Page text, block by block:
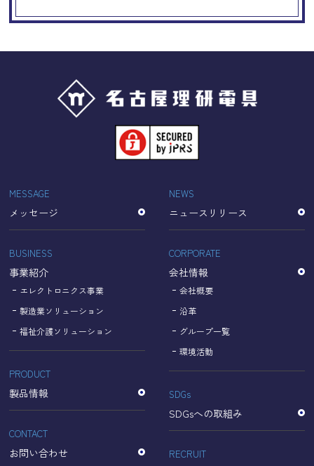
Googleアナリティクスの使用につい
当サイトでは、より良いサービスの提供、またユーザビリ
ティの向上のため、Googleアナリティクスを使用し、当サ
イトの利用状況などのデータ収集及び解析を行っておりま
す。その際、「Cookie」を通じて、Googleがお客様のIPア
ドレスなどの情報を収集する場合がありますが、
「Cookie」で収集される情報は個人を特定できるものでは
収集されたデータはGoogleのプライバシーポリシーにおい
て管理されます。
なお、当サイトのご利用をもって、上述の方法・目的にお
いてGoogle及び当サイトが行うデータ処理に関し、お客様
【Googleのプライバシーポリシー】
https://policies.google.com/privacy?hl=ja
https://policies.google.com/technologies/partner-sites?
hl=ja
個人情報に関するお問い合わせ窓口
名古屋理研電具株式会社
TEL：052-833-1248
MESSAGE
メッセージ
BUSINESS
事業紹介
エレクトロニクス事業
製造業ソリューション
福祉介護ソリューション
PRODUCT
製品情報
CONTACT
お問い合わせ
NEWS
ニュースリリース
CORPORATE
会社情報
会社概要
沿革
グループ一覧
環境活動
SDGs
SDGsへの取組み
RECRUIT